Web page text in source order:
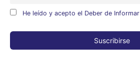
He leído y acepto el Deber de Informar